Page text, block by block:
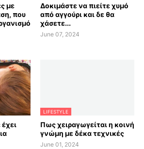
με
που
Δοκιμάστε να πιείτε χυμό
από αγγούρι και δε θα
χάσετε...
June 07, 2024
LIFESTYLE
Πως χειραγωγείται η κοινή
γνώμη με δέκα τεχνικές
June 01, 2024